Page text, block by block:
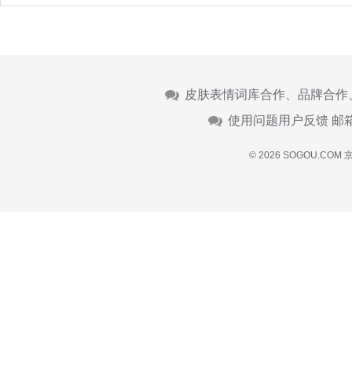
皮肤表情词库合作、品牌合
使用问题用户反馈 邮
© 2026 SOGOU.COM